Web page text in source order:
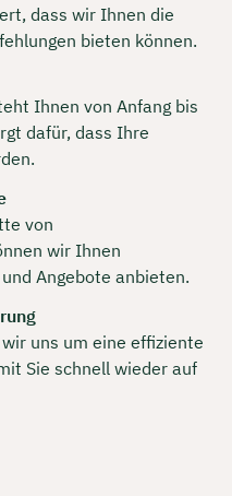
dass wir Ihnen die
bieten können.
Ihnen von Anfang bis
dafür, dass Ihre
von
wir Ihnen
Angebote anbieten.
uns um eine effiziente
Sie schnell wieder auf